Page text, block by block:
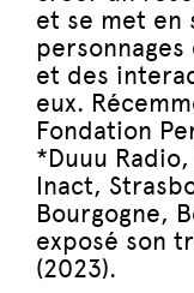
et se met en
et des
eux.
Fondation
*Duuu
Inact,
Bourgogne,
exposé son
(2023).